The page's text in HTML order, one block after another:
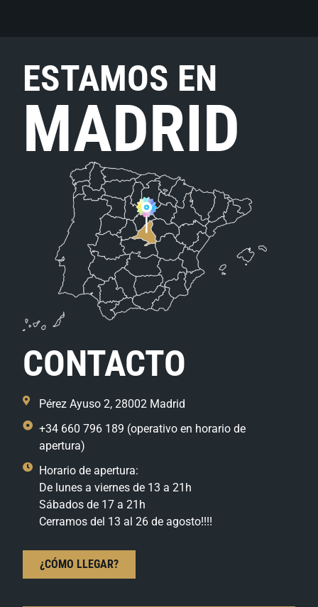
ESTAMOS EN
MADRID
CONTACTO
Pérez Ayuso 2, 28002 Madrid
+34 660 796 189 (operativo en horario de
apertura)
Horario de apertura:
De lunes a viernes de 13 a 21h
Sábados de 17 a 21h
Cerramos del 13 al 26 de agosto!!!!
¿CÓMO LLEGAR?